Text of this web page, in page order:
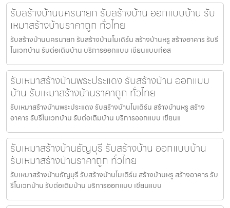
รับสร้างบ้านนครนายก รับสร้างบ้าน ออกแบบบ้าน รับ
เหมาสร้างบ้านราคาถูก ทั่วไทย
รับสร้างบ้านนครนายก รับสร้างบ้านโมเดิร์น สร้างบ้านหรู สร้างอาคาร รับรี
โนเวทบ้าน รับต่อเติมบ้าน บริการออกแบบ เขียนแบบก่อส
รับเหมาสร้างบ้านพระประแดง รับสร้างบ้าน ออกแบบ
บ้าน รับเหมาสร้างบ้านราคาถูก ทั่วไทย
รับเหมาสร้างบ้านพระประแดง รับสร้างบ้านโมเดิร์น สร้างบ้านหรู สร้าง
อาคาร รับรีโนเวทบ้าน รับต่อเติมบ้าน บริการออกแบบ เขียนแ
รับเหมาสร้างบ้านธัญบุรี รับสร้างบ้าน ออกแบบบ้าน
รับเหมาสร้างบ้านราคาถูก ทั่วไทย
รับเหมาสร้างบ้านธัญบุรี รับสร้างบ้านโมเดิร์น สร้างบ้านหรู สร้างอาคาร รับ
รีโนเวทบ้าน รับต่อเติมบ้าน บริการออกแบบ เขียนแบบ